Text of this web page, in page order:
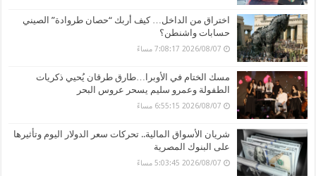
اختراق من الداخل… كيف أربك “حصان طروادة” الصيني
حسابات واشنطن؟
2026/08/07 7:08:17 مساءً
مسك الختام في الأوبرا…طارق طرقان يُحيي ذكريات
الطفولة وعمرو سليم يسحر عروس البحر
2026/08/07 6:55:15 مساءً
شريان الأسواق المالية.. تحركات سعر الدولار اليوم وتأثيرها
على البنوك المصرية
2026/08/07 5:03:45 مساءً